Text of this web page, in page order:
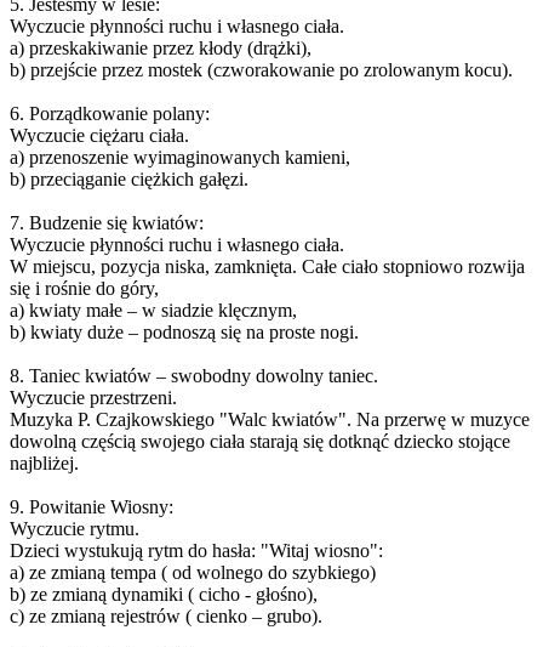
Wyczucie płynności ruchu i własnego ciała.
a) przeskakiwanie przez kłody (drążki),
b) przejście przez mostek (czworakowanie po zrolowanym kocu).
6. Porządkowanie polany:
Wyczucie ciężaru ciała.
a) przenoszenie wyimaginowanych kamieni,
b) przeciąganie ciężkich gałęzi.
7. Budzenie się kwiatów:
Wyczucie płynności ruchu i własnego ciała.
W miejscu, pozycja niska, zamknięta. Całe ciało stopniowo rozwija
się i rośnie do góry,
a) kwiaty małe – w siadzie klęcznym,
b) kwiaty duże – podnoszą się na proste nogi.
8. Taniec kwiatów – swobodny dowolny taniec.
Wyczucie przestrzeni.
Muzyka P. Czajkowskiego "Walc kwiatów". Na przerwę w muzyce
dowolną częścią swojego ciała starają się dotknąć dziecko stojące
najbliżej.
9. Powitanie Wiosny:
Wyczucie rytmu.
Dzieci wystukują rytm do hasła: "Witaj wiosno":
a) ze zmianą tempa ( od wolnego do szybkiego)
b) ze zmianą dynamiki ( cicho - głośno),
c) ze zmianą rejestrów ( cienko – grubo).